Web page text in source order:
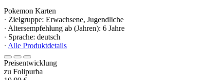
Pokemon Karten
· Zielgruppe: Erwachsene, Jugendliche
· Altersempfehlung ab (Jahren): 6 Jahre
· Sprache: deutsch
· Alle Produktdetails
Preisentwicklung
zu Folipurba